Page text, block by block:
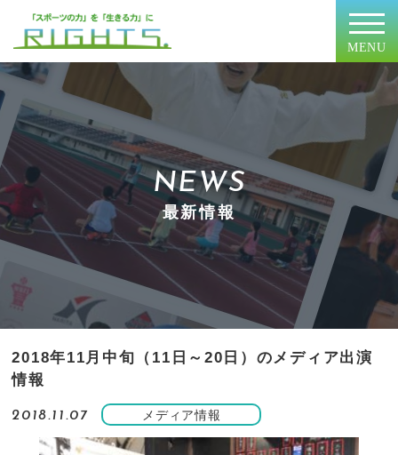
MENU
NEWS
最新情報
2018年11月中旬（11日～20日）のメディア出演
情報
2018.11.07 メディア情報